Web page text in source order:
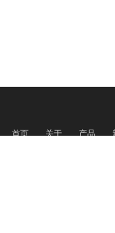
首页 关于 产品